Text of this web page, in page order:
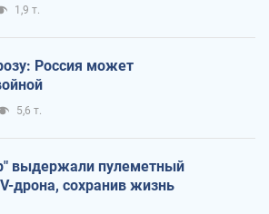
1,9 т.
Россия может
5,6 т.
выдержали пулеметный
дрона, сохранив жизнь